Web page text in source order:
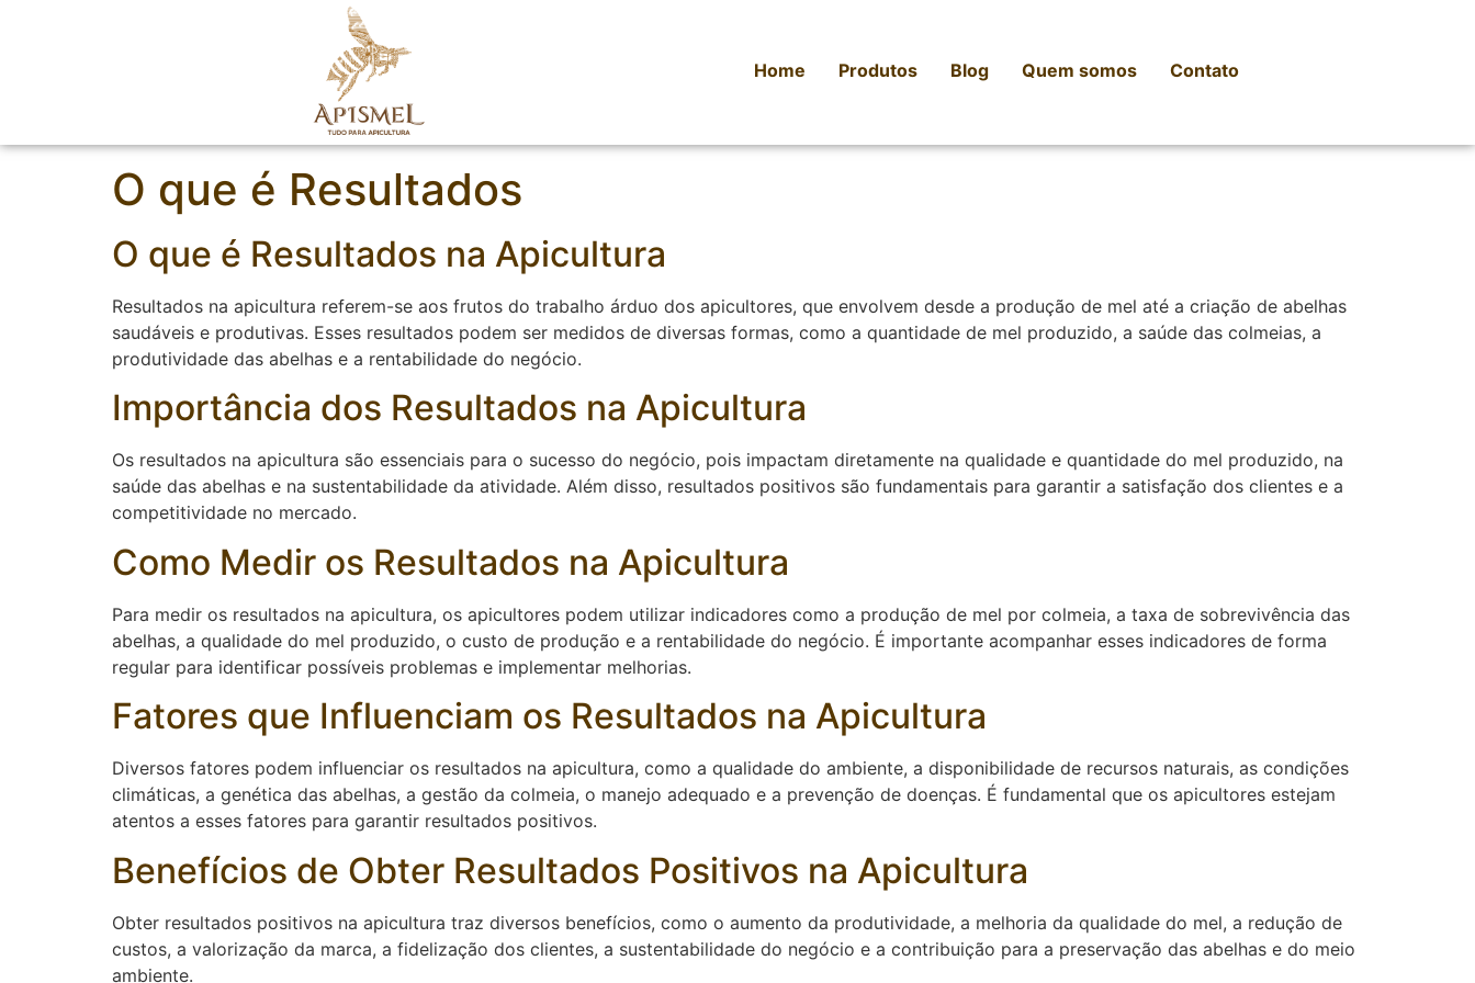
Home Produtos Blog Quem somos Contato
O que é Resultados
O que é Resultados na Apicultura
Resultados na apicultura referem-se aos frutos do trabalho árduo dos apicultores, que envolvem desde a produção de mel até a criação de abelhas
saudáveis e produtivas. Esses resultados podem ser medidos de diversas formas, como a quantidade de mel produzido, a saúde das colmeias, a
produtividade das abelhas e a rentabilidade do negócio.
Importância dos Resultados na Apicultura
Os resultados na apicultura são essenciais para o sucesso do negócio, pois impactam diretamente na qualidade e quantidade do mel produzido, na
saúde das abelhas e na sustentabilidade da atividade. Além disso, resultados positivos são fundamentais para garantir a satisfação dos clientes e a
competitividade no mercado.
Como Medir os Resultados na Apicultura
Para medir os resultados na apicultura, os apicultores podem utilizar indicadores como a produção de mel por colmeia, a taxa de sobrevivência das
abelhas, a qualidade do mel produzido, o custo de produção e a rentabilidade do negócio. É importante acompanhar esses indicadores de forma
regular para identificar possíveis problemas e implementar melhorias.
Fatores que Influenciam os Resultados na Apicultura
Diversos fatores podem influenciar os resultados na apicultura, como a qualidade do ambiente, a disponibilidade de recursos naturais, as condições
climáticas, a genética das abelhas, a gestão da colmeia, o manejo adequado e a prevenção de doenças. É fundamental que os apicultores estejam
atentos a esses fatores para garantir resultados positivos.
Benefícios de Obter Resultados Positivos na Apicultura
Obter resultados positivos na apicultura traz diversos benefícios, como o aumento da produtividade, a melhoria da qualidade do mel, a redução de
custos, a valorização da marca, a fidelização dos clientes, a sustentabilidade do negócio e a contribuição para a preservação das abelhas e do meio
ambiente.